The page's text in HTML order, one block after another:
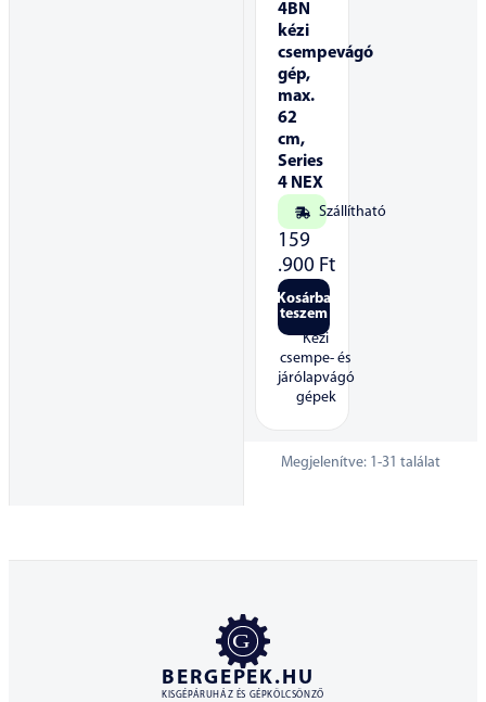
4BN
kézi
csempevágó
gép,
max.
62
cm,
Series
4 NEX
Szállítható
159
.900 Ft
Kosárba
teszem
Kézi
csempe- és
járólapvágó
gépek
Megjelenítve: 1-31 találat
BERGEPEK.HU
KISGÉPÁRUHÁZ ÉS GÉPKÖLCSÖNZŐ